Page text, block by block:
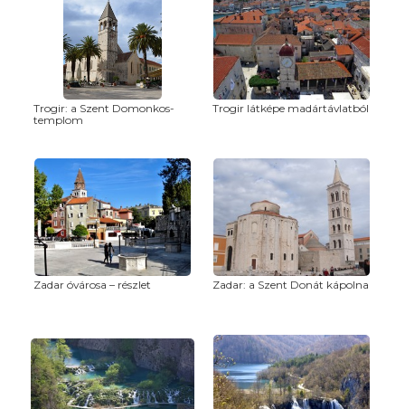
Trogir: a Szent Domonkos-
templom
Trogir látképe madártávlatból
Zadar óvárosa – részlet Zadar: a Szent Donát kápolna